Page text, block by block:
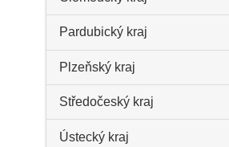
Pardubický kraj
Plzeňský kraj
Středočeský kraj
Ústecký kraj